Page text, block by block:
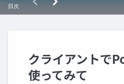
クライアントで
使ってみて